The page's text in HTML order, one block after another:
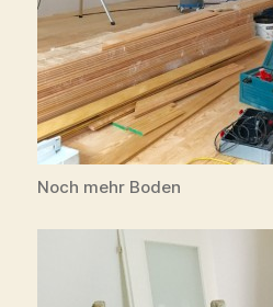
Noch mehr Boden